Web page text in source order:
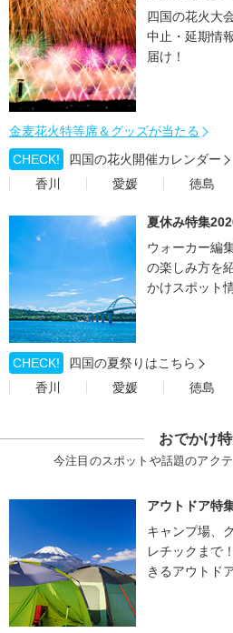
四国の花火大
中止・延期情
届け！
金麦花火特等席＆グッズが当たる
CHECK!
四国の花火開催カレンダー
香川
愛媛 徳島
夏休み特集
ウォーカー編
の楽しみ方を
かけスポット
CHECK!
四国の夏祭りはこちら
香川
愛媛 徳島
おでかけ
今注目のスポットや話題のアク
アウトドア特
キャンプ場、
レチックまで
きるアウトド